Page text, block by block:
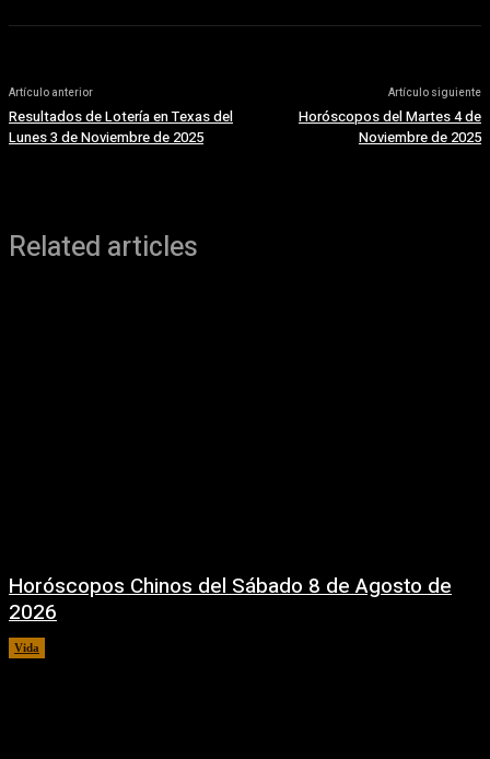
Artículo anterior
Resultados de Lotería en Texas del
Lunes 3 de Noviembre de 2025
Artículo siguiente
Horóscopos del Martes 4 de
Noviembre de 2025
Related articles
Horóscopos Chinos del Sábado 8 de Agosto de
2026
Vida